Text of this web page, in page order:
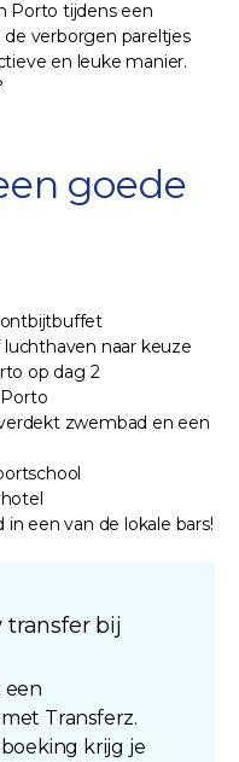
Porto tijdens een
verborgen pareltjes
en leuke manier.
goede
naar keuze
op dag 2
zwembad en een
een van de lokale bars!
transfer bij
een
Transferz.
krijg je